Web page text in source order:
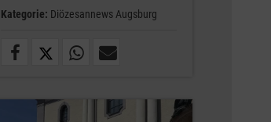
Kategorie: Diözesannews Augsburg